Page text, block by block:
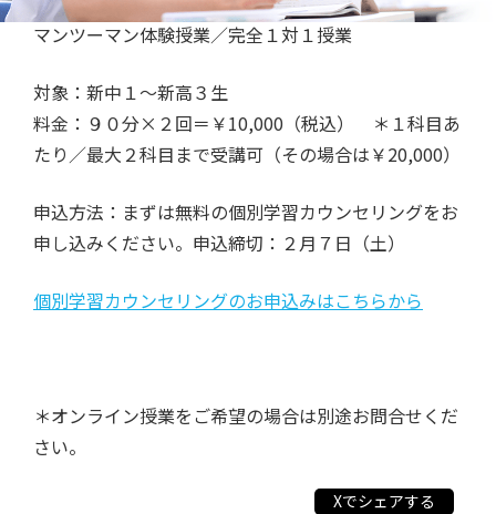
マンツーマン体験授業／完全１対１授業
対象：新中１〜新高３生
料金：９０分×２回＝￥10,000（税込） ＊１科目あ
たり／最大２科目まで受講可（その場合は￥20,000）
申込方法：まずは無料の個別学習カウンセリングをお
申し込みください。申込締切：２月７日（土）
個別学習カウンセリングのお申込みはこちらから
＊オンライン授業をご希望の場合は別途お問合せくだ
さい。
Xでシェアする